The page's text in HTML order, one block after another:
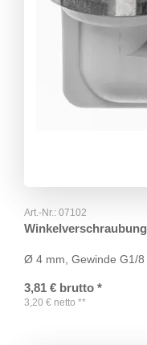
Art.-Nr.: 07102
Winkelverschraubung
Ø 4 mm, Gewinde G1/8
3,81 € brutto *
3,20 € netto **